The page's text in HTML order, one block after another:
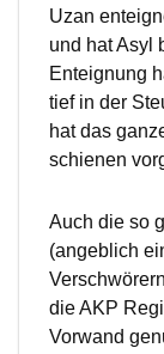
Uzan
und hat Asyl
Enteignung
tief in der
hat das
schienen
Auch die so
(angeblich
die AKP
Vorwand